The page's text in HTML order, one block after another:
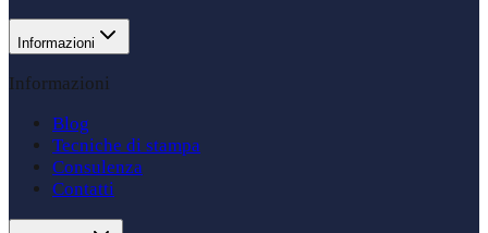
Informazioni
Informazioni
Blog
Tecniche di stampa
Consulenza
Contatti